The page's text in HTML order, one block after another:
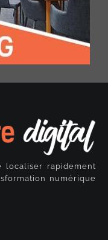
localiser rapidement
numérique